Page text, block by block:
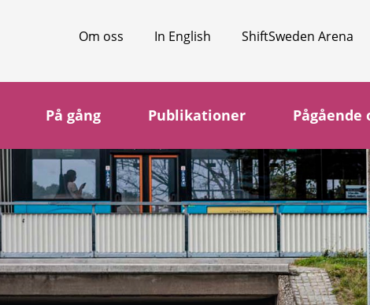
Om oss In English ShiftSweden Arena
På gång Publikationer